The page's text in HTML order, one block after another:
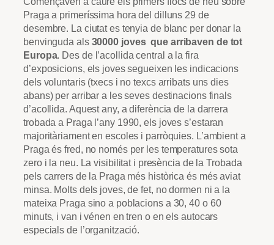
Praga a primeríssima hora del dilluns 29 de
desembre. La ciutat es tenyia de blanc per donar la
benvinguda als 30000 joves que arribaven de tot
Europa. Des de l’acollida central a la fira
d’exposicions, els joves segueixen les indicacions
dels voluntaris (txecs i no texcs arribats uns dies
abans) per arribar a les seves destinacions finals
d’acollida. Aquest any, a diferència de la darrera
trobada a Praga l’any 1990, els joves s’estaran
majoritàriament en escoles i parròquies. L’ambient a
Praga és fred, no només per les temperatures sota
zero i la neu. La visibilitat i presència de la Trobada
pels carrers de la Praga més històrica és més aviat
minsa. Molts dels joves, de fet, no dormen ni a la
mateixa Praga sino a poblacions a 30, 40 o 60
minuts, i van i vénen en tren o en els autocars
especials de l’organització.